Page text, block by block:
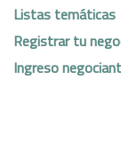
Listas temáticas
Registrar tu
Ingreso